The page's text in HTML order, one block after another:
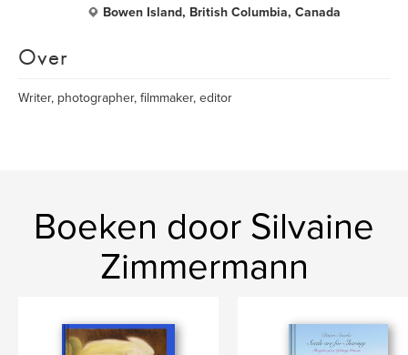
Bowen Island, British Columbia, Canada
Over
Writer, photographer, filmmaker, editor
Boeken door Silvaine
Zimmermann